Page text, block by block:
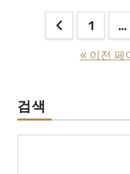
지
매
1 …
« 이전 페
검색